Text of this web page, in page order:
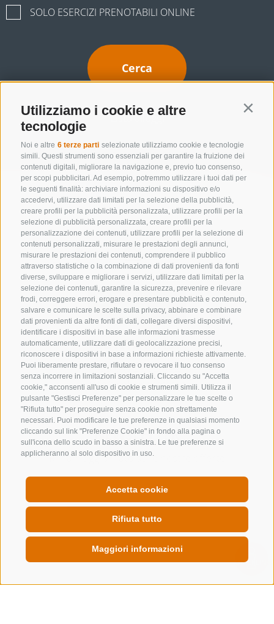
Utilizziamo i cookie e altre
tecnologie
Noi e altre 6 terze parti selezionate utilizziamo cookie e tecnologie
simili. Questi strumenti sono essenziali per garantire la fruizione dei
contenuti digitali, migliorare la navigazione e, previo tuo consenso,
per scopi pubblicitari. Ad esempio, potremmo utilizzare i tuoi dati per
le seguenti finalità: archiviare informazioni su dispositivo e/o
accedervi, utilizzare dati limitati per la selezione della pubblicità,
creare profili per la pubblicità personalizzata, utilizzare profili per la
selezione di pubblicità personalizzata, creare profili per la
personalizzazione dei contenuti, utilizzare profili per la selezione di
contenuti personalizzati, misurare le prestazioni degli annunci,
misurare le prestazioni dei contenuti, comprendere il pubblico
attraverso statistiche o la combinazione di dati provenienti da fonti
diverse, sviluppare e migliorare i servizi, utilizzare dati limitati per la
selezione dei contenuti, garantire la sicurezza, prevenire e rilevare
frodi, correggere errori, erogare e presentare pubblicità e contenuto,
salvare e comunicare le scelte sulla privacy, abbinare e combinare
dati provenienti da altre fonti di dati, collegare diversi dispositivi,
identificare i dispositivi in base alle informazioni trasmesse
automaticamente, utilizzare dati di geolocalizzazione precisi,
riconoscere i dispositivi in base a informazioni richieste attivamente.
Puoi liberamente prestare, rifiutare o revocare il tuo consenso
senza incorrere in limitazioni sostanziali. Cliccando su "Accetta
cookie," acconsenti all'uso di cookie e strumenti simili. Utilizza il
pulsante "Gestisci Preferenze" per personalizzare le tue scelte o
"Rifiuta tutto" per proseguire senza cookie non strettamente
necessari. Puoi modificare le tue preferenze in qualsiasi momento
cliccando sul link "Preferenze Cookie" in fondo alla pagina o
sull'icona dello scudo in basso a sinistra. Le tue preferenze si
applicheranno al solo dispositivo in uso.
Accetta cookie
Rifiuta tutto
Maggiori informazioni
SOLO ESERCIZI PRENOTABILI ONLINE
Cerca
Lista alloggi
CONTATTACI
+39 0472 632 372
info@colleisarco.org
NEWSLETTER
Rimani aggiornato sulle nostre offerte
Registrati
QUICKLINKS